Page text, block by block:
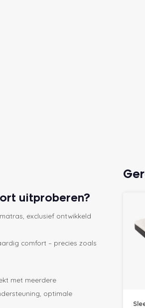
uitproberen?
exclusief ontwikkeld
comfort – precies zoals
met meerdere
optimale